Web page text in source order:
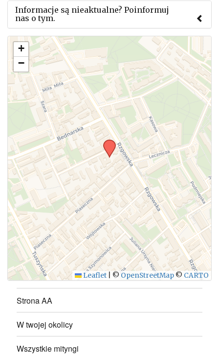
Informacje są nieaktualne? Poinformuj
nas o tym.
Użyj tego formularza aby przesłać informację o
zmianach w powyższym mityngu.
WYŚLIJ
+
−
Leaflet © OpenStreetMap © CARTO
Strona AA
W twojej okolicy
Wszystkie mityngi